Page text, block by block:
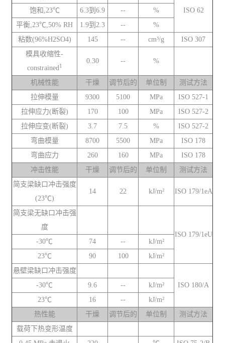
ISO 62
饱和,23℃ 6.3到6.9 --
%
平衡,23℃,50% RH
1.9到2.3 --
%
粘数(96%H2SO4)
145 -- cm³/g
ISO 307
模具收缩性-
constrained 1
0.30 -- %
机械性能 干燥 调节后的 单位制
测试方法
拉伸模量
9300 5100 MPa
ISO 527-1
拉伸应力(断裂)
170 100 MPa
ISO 527-2
拉伸应变(断裂)
3.7 7.5 %
ISO 527-2
弯曲模量
8700 5500 MPa
ISO 178
弯曲应力
260 160 MPa
ISO 178
冲击性能
干燥 调节后的 单位制
测试方法
简支梁缺口冲击强度
(23℃)
14 22 kJ/m² ISO 179/1eA
简支梁无缺口冲击强
度
ISO 179/1eU
-30℃
74 --
kJ/m²
23℃
90 100
kJ/m²
悬壁梁缺口冲击强度
ISO 180/A
-30℃ 9.6 --
kJ/m²
23℃
16 --
kJ/m²
热性能
干燥 调节后的 单位制
测试方法
载荷下热变形温度